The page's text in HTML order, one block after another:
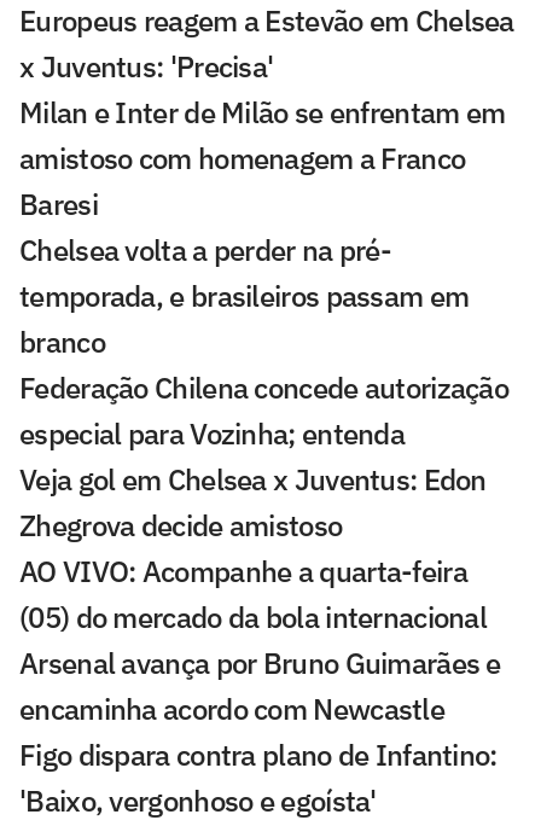
Europeus reagem a Estevão em Chelsea
x Juventus: 'Precisa'
Milan e Inter de Milão se enfrentam em
amistoso com homenagem a Franco
Baresi
Chelsea volta a perder na pré-
temporada, e brasileiros passam em
branco
Federação Chilena concede autorização
especial para Vozinha; entenda
Veja gol em Chelsea x Juventus: Edon
Zhegrova decide amistoso
AO VIVO: Acompanhe a quarta-feira
(05) do mercado da bola internacional
Arsenal avança por Bruno Guimarães e
encaminha acordo com Newcastle
Figo dispara contra plano de Infantino:
'Baixo, vergonhoso e egoísta'